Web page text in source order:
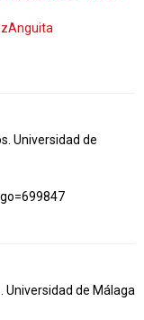
Universidad de
Universidad de Málaga